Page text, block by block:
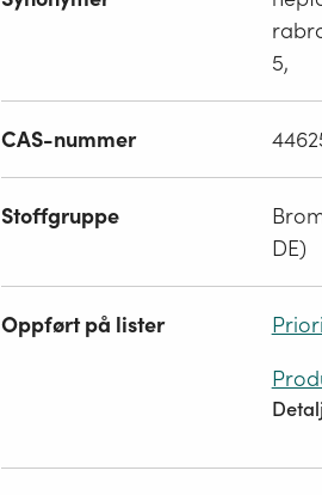
5,
CAS-nummer
Stoffgruppe
DE)
Oppført på lister